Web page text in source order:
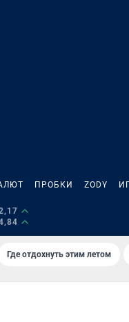
ПРОБКИ ZODY
Где отдохнуть этим летом